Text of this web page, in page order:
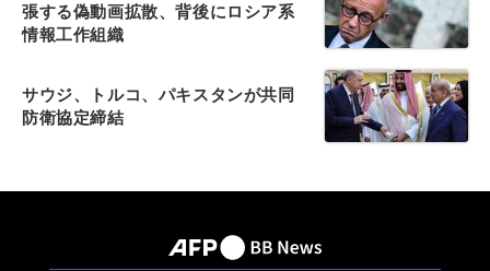
張する偽動画拡散、背後にロシア系
情報工作組織
サウジ、トルコ、パキスタンが共同
防衛協定締結